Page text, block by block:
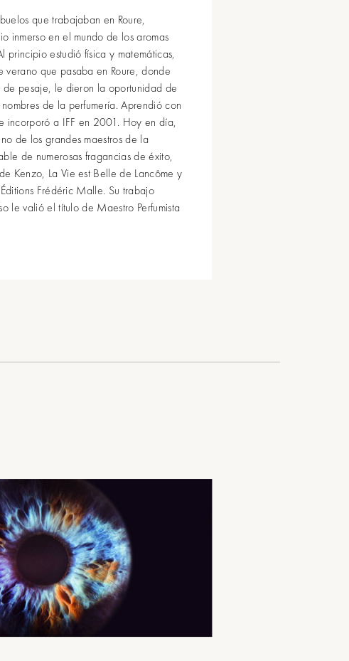
que trabajaban en Roure,
inmerso en el mundo de los aromas
principio estudió física y matemáticas,
verano que pasaba en Roure, donde
pesaje, le dieron la oportunidad de
de la perfumería. Aprendió con
incorporó a IFF en 2001. Hoy en día,
de los grandes maestros de la
de numerosas fragancias de éxito,
Kenzo, La Vie est Belle de Lancôme y
Frédéric Malle. Su trabajo
le valió el título de Maestro Perfumista